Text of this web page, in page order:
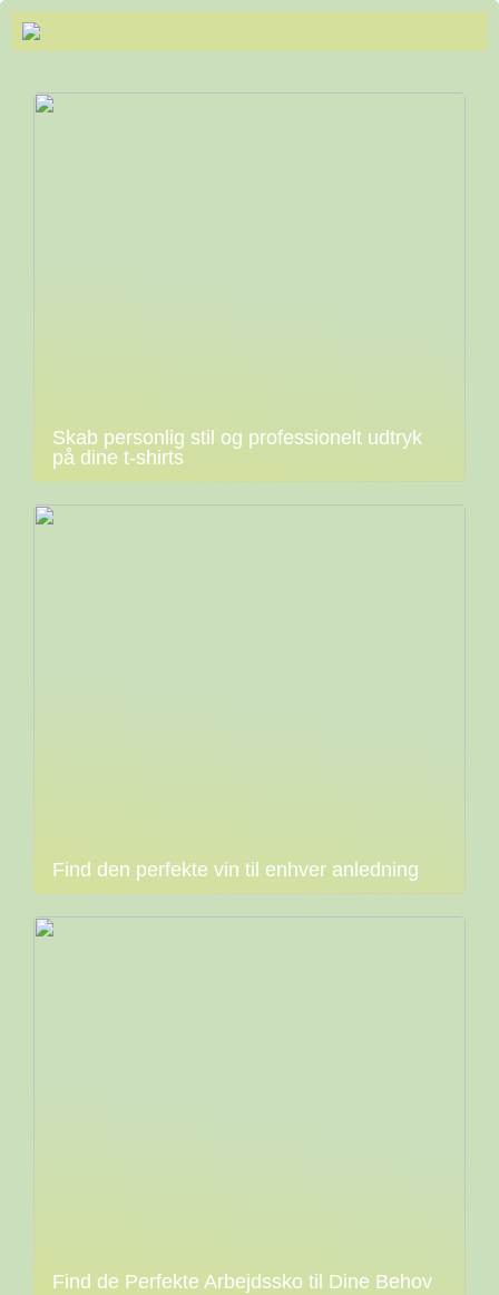
Skab personlig stil og professionelt udtryk
på dine t-shirts
Find den perfekte vin til enhver anledning
Find de Perfekte Arbejdssko til Dine Behov